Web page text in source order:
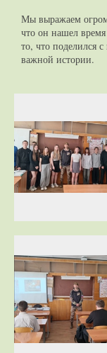
Мы выражаем
что он нашел
то, что поделился
важной истории.